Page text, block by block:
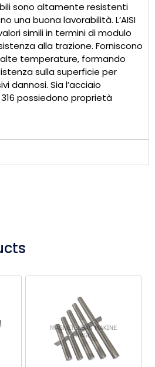
sono altamente resistenti
una buona lavorabilità. L’AISI
simili in termini di modulo
alla trazione. Forniscono
temperature, formando
sulla superficie per
dannosi. Sia l’acciaio
possiedono proprietà